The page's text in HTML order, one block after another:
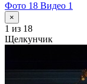
Фото 18 Видео 1
×
1 из 18
Щелкунчик